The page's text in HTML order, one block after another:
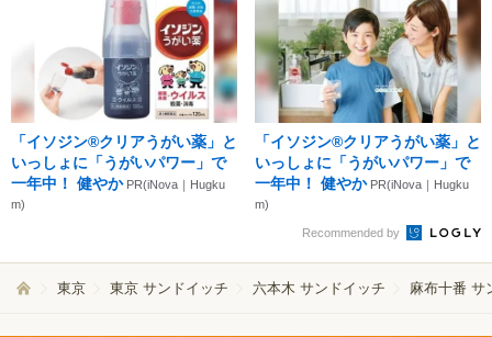
「イソジン®クリアうがい薬」と
いっしょに「うがいパワー」で
一年中！ 健やか PR(iNova｜Hugku
m)
「イソジン®クリアうがい薬」と
いっしょに「うがいパワー」で
一年中！ 健やか PR(iNova｜Hugku
m)
Recommended by
東京 東京 サンドイッチ 六本木 サンドイッチ 麻布十番 サ